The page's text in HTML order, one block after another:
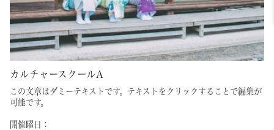
カルチャースクールA
この文章はダミーテキストです。テキストをクリックすることで編集が
可能です。
開催曜日：